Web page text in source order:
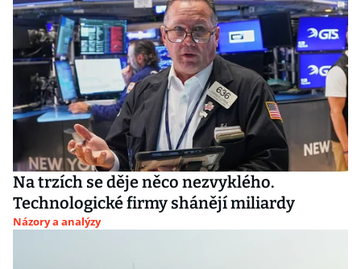
Na trzích se děje něco nezvyklého.
Technologické firmy shánějí miliardy
Názory a analýzy